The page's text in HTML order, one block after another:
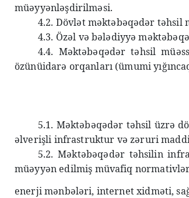
müəyyənləşdirilməsi.
4.2. Dövlət məktəbəqədər təhsil
4.3. Özəl və bələdiyyə
4.4. Məktəbəqədər təhsil
özünüidarə orqanları (ümumi
5.1. Məktəbəqədər təhsil üzrə
əlverişli infrastruktur və zəruri
5.2. Məktəbəqədər təhsilin
müəyyən edilmiş müvafiq
enerji mənbələri, internet xidməti,